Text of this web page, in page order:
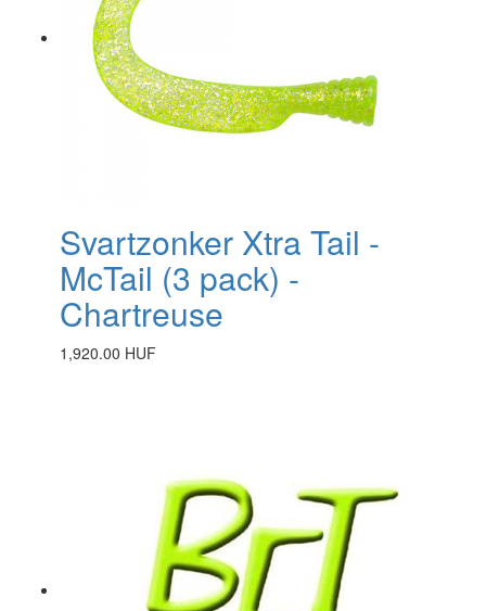
Svartzonker Xtra Tail -
McTail (3 pack) -
Chartreuse
1,920.00 HUF